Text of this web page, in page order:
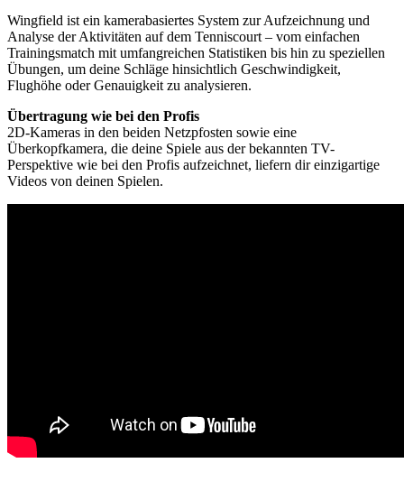
Wingfield ist ein kamerabasiertes System zur Aufzeichnung und
Analyse der Aktivitäten auf dem Tenniscourt – vom einfachen
Trainingsmatch mit umfangreichen Statistiken bis hin zu speziellen
Übungen, um deine Schläge hinsichtlich Geschwindigkeit,
Flughöhe oder Genauigkeit zu analysieren.
Übertragung wie bei den Profis
2D-Kameras in den beiden Netzpfosten sowie eine
Überkopfkamera, die deine Spiele aus der bekannten TV-
Perspektive wie bei den Profis aufzeichnet, liefern dir einzigartige
Videos von deinen Spielen.